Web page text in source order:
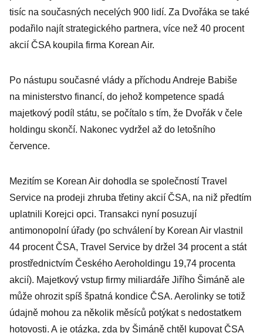
tisíc na současných necelých 900 lidí. Za Dvořáka se také
podařilo najít strategického partnera, více než 40 procent
akcií ČSA koupila firma Korean Air.
Po nástupu současné vlády a příchodu Andreje Babiše
na ministerstvo financí, do jehož kompetence spadá
majetkový podíl státu, se počítalo s tím, že Dvořák v čele
holdingu skončí. Nakonec vydržel až do letošního
července.
Mezitím se Korean Air dohodla se společností Travel
Service na prodeji zhruba třetiny akcií ČSA, na niž předtím
uplatnili Korejci opci. Transakci nyní posuzují
antimonopolní úřady (po schválení by Korean Air vlastnil
44 procent ČSA, Travel Service by držel 34 procent a stát
prostřednictvím Českého Aeroholdingu 19,74 procenta
akcií). Majetkový vstup firmy miliardáře Jiřího Šimáně ale
může ohrozit spíš špatná kondice ČSA. Aerolinky se totiž
údajně mohou za několik měsíců potýkat s nedostatkem
hotovosti. A je otázka, zda by Šimáně chtěl kupovat ČSA